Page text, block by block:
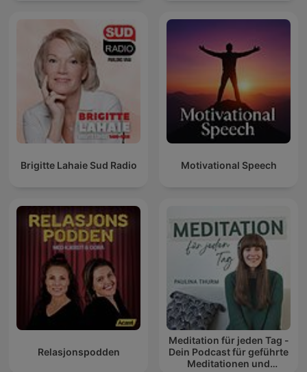
Brigitte Lahaie Sud Radio Motivational Speech
Relasjonspodden
Meditation für jeden Tag -
Dein Podcast für geführte
Meditationen und